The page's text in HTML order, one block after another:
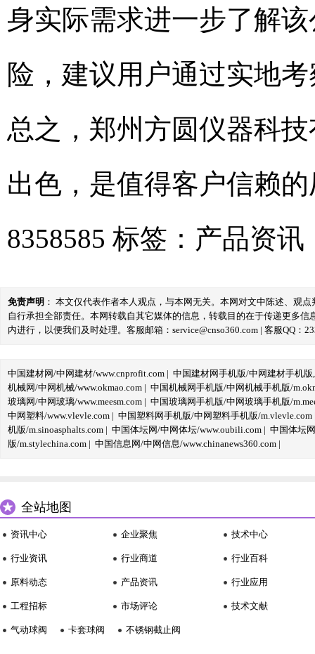
身实际需求进一步了解
险，建议用户通过实地
总之，郑州方圆仪器科
出色，是值得客户信赖
8358585 标签： 产品资讯
免责声明 ： 本文仅代表作者本人观点，与本网无关。本网对文中陈述、观
自行承担全部责任。本网转载自其它媒体的信息，转载目的在于传递更多
内进行，以便我们及时处理。客服邮箱：service@cnso360.com | 客服QQ：
中国建材网/中网建材/www.cnprofit.com | 中国建材网手机版/中网建材手机版
机械网/中网机械/www.okmao.com | 中国机械网手机版/中网机械手机版/
玻璃网/中网玻璃/www.meesm.com | 中国玻璃网手机版/中网玻璃手机版/
中网塑料/www.vlevle.com | 中国塑料网手机版/中网塑料手机版/m.vlevle.com
机版/m.sinoasphalts.com | 中国体坛网/中网体坛/www.oubili.com | 中国体坛
版/m.stylechina.com | 中国信息网/中网信息/www.chinanews360.com |
全站地图
资讯中心
行业资讯
原料动态
工程招标
企业聚焦
行业商道
产品资讯
市场评论
技术中心
行业百科
行业应用
技术文献
气动球阀 卡套球阀 不锈钢截止阀